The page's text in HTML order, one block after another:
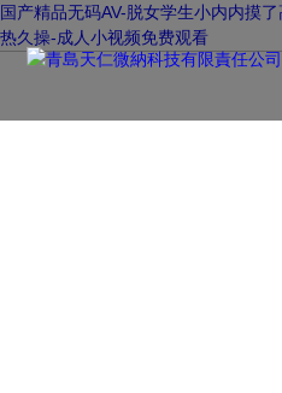
国产精品无码AV-脱女学生小内内摸
热久操-成人小视频免费观看